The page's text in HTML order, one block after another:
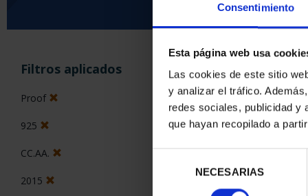
Consentimiento
Esta página web usa
Las cookies de este sitio
y analizar el tráfico.
redes sociales, publicidad y
que hayan recopilado a
consentimiento
NECESARIAS
Filtros aplicados
Proof
925
CC.AA.
2015
ORDENAR POR:
1 Productos